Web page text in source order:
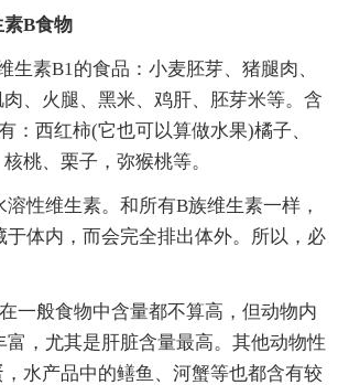
B食物
生素B1的食品：小麦胚芽、猪腿肉、
、火腿、黑米、鸡肝、胚芽米等。含
：西红柿(它也可以算做水果)橘子、
桃、栗子，弥猴桃等。
溶性维生素。和所有B族维生素一样，
于体内，而会完全排出体外。所以，必
一般食物中含量都不算高，但动物内
富，尤其是肝脏含量最高。其他动物性
水产品中的鳝鱼、河蟹等也都含有较